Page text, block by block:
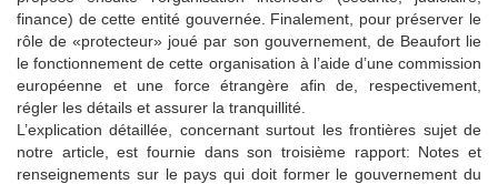
finance) de cette entité gouvernée. Finalement, pour préserver le
rôle de «protecteur» joué par son gouvernement, de Beaufort lie
le fonctionnement de cette organisation à l’aide d’une commission
européenne et une force étrangère afin de, respectivement,
régler les détails et assurer la tranquillité.
L’explication détaillée, concernant surtout les frontières sujet de
notre article, est fournie dans son troisième rapport: Notes et
renseignements sur le pays qui doit former le gouvernement du